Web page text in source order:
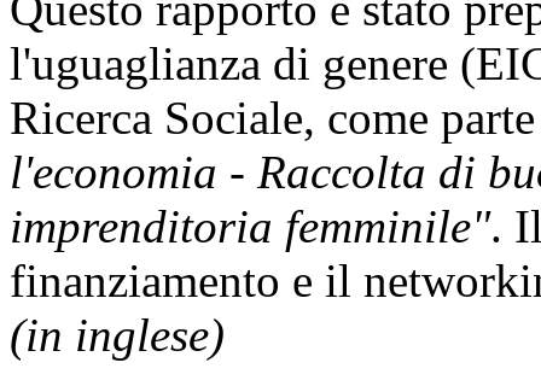
l'uguaglianza di genere
Ricerca Sociale, come
l'economia - Raccolta di
imprenditoria femminile".
finanziamento e il
(in inglese)